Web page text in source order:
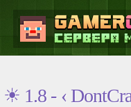
☀ 1.8 - ‹